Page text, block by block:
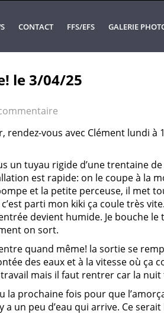
CONTACT FFS/EFS GALERIE
le 3/04/25
rendez-vous avec Clément lundi à
un tuyau rigide d’une trentaine
est rapide: on le coupe à la
et la petite perceuse, il met
parti mon kiki ça coule très
devient humide. Je bouche
on sort.
quand même! la sortie se
des eaux et à la vitesse où ça
mais il faut rentrer car la nuit
prochaine fois pour que
un peu d’eau qui arrive. Ce serait